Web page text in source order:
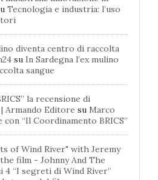
Tecnologia e industria: l’uso
diventa centro di raccolta
su In Sardegna l’ex mulino
sangue
la recensione di
Armando Editore su Marco
“Il Coordinamento BRICS”
of Wind River" with Jeremy
film - Johnny And The
4 “I segreti di Wind River”